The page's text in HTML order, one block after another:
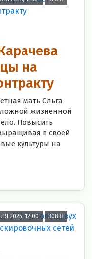
на
мать Ольга
жизненной
Повысить
в своей
культуры на
2025, 12:00 308